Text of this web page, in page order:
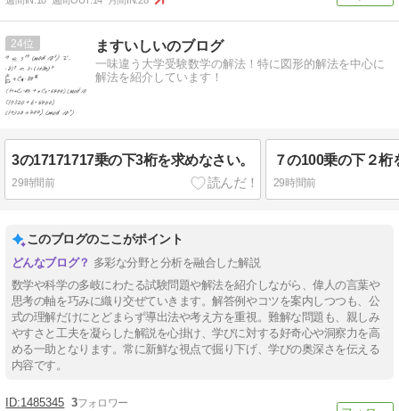
24 ますいしいのブログ
一味違う大学受験数学の解法！特に図形的解法を中心に
解法を紹介しています！
3の17171717乗の下3桁を求めなさい。
29時間前
７の100乗の下２
29時間前
このブログのここがポイント
多彩な分野と分析を融合した解説
数学や科学の多岐にわたる試験問題や解法を紹介しながら、偉人の言葉や
思考の軸を巧みに織り交ぜていきます。解答例やコツを案内しつつも、公
式の理解だけにとどまらず導出法や考え方を重視。難解な問題も、親しみ
やすさと工夫を凝らした解説を心掛け、学びに対する好奇心や洞察力を高
める一助となります。常に新鮮な視点で掘り下げ、学びの奥深さを伝える
内容です。
1485345 3